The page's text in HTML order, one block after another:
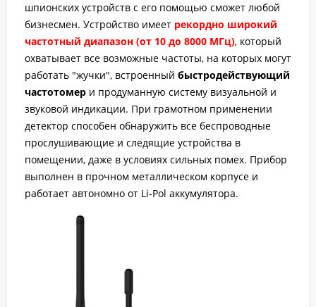
шпионских устройств с его помощью сможет любой
бизнесмен. Устройство имеет рекордно широкий
частотный диапазон (от 10 до 8000 МГц), который
охватывает все возможные частоты, на которых могут
работать "жучки", встроенный быстродействующий
частотомер и продуманную систему визуальной и
звуковой индикации. При грамотном применении
детектор способен обнаружить все беспроводные
прослушивающие и следящие устройства в
помещении, даже в условиях сильных помех. Прибор
выполнен в прочном металлическом корпусе и
работает автономно от Li-Pol аккумулятора.